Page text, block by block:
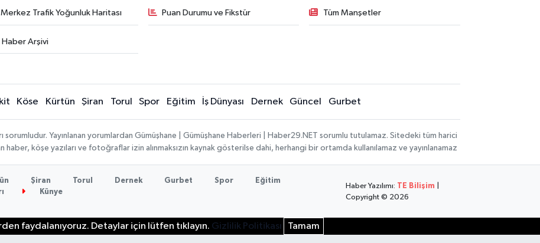
Merkez Trafik Yoğunluk Haritası Puan Durumu ve Fikstür Tüm Manşetler
Haber Arşivi
Köse Kürtün Şiran Torul Spor Eğitim İş Dünyası Dernek Güncel Gurbet
sorumludur. Yayınlanan yorumlardan Gümüşhane | Gümüşhane Haberleri | Haber29.NET sorumlu tutulamaz. Sitedeki tüm harici
haber, köşe yazıları ve fotoğraflar izin alınmaksızın kaynak gösterilse dahi, herhangi bir ortamda kullanılamaz ve yayınlanamaz
Şiran Torul Dernek Gurbet Spor
Eğitim
Künye
Haber Yazılımı: TE Bilişim
Copyright © 2026
faydalanıyoruz. Detaylar için lütfen tıklayın. Gizlilik Politikası Tamam